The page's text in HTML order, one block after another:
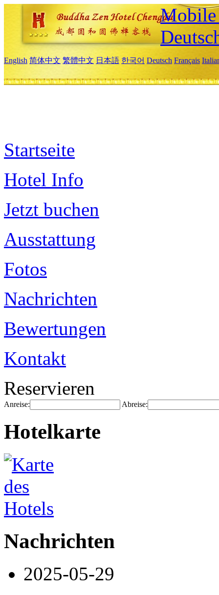
Mobile
English 简体中文 繁體中文 日本語 한국어 Deutsch Français
Startseite
Hotel Info
Jetzt buchen
Ausstattung
Fotos
Nachrichten
Bewertungen
Kontakt
Reservieren
Anreise: Abreise:
Hotelkarte
Nachrichten
2025-05-29